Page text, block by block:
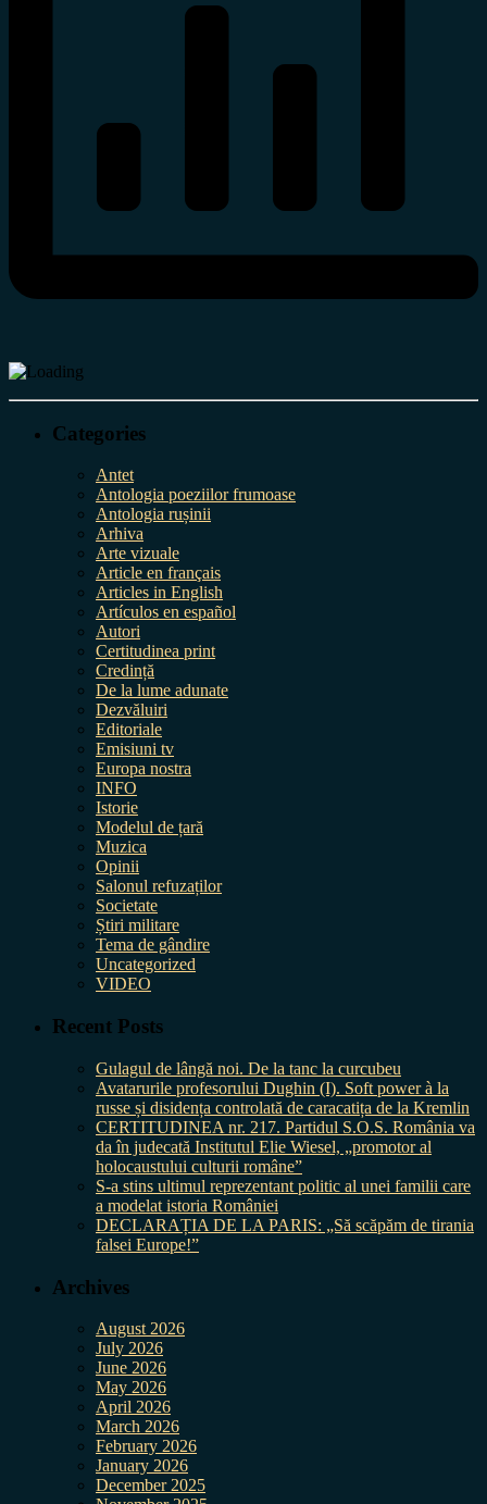
Categories
Antet
Antologia poeziilor frumoase
Antologia rușinii
Arhiva
Arte vizuale
Article en français
Articles in English
Artículos en español
Autori
Certitudinea print
Credință
De la lume adunate
Dezvăluiri
Editoriale
Emisiuni tv
Europa nostra
INFO
Istorie
Modelul de țară
Muzica
Opinii
Salonul refuzaților
Societate
Știri militare
Tema de gândire
Uncategorized
VIDEO
Recent Posts
Gulagul de lângă noi. De la tanc la curcubeu
Avatarurile profesorului Dughin (I). Soft power à la
russe și disidența controlată de caracatița de la Kremlin
CERTITUDINEA nr. 217. Partidul S.O.S. România va
da în judecată Institutul Elie Wiesel, „promotor al
holocaustului culturii române”
S-a stins ultimul reprezentant politic al unei familii care
a modelat istoria României
DECLARAȚIA DE LA PARIS: „Să scăpăm de tirania
falsei Europe!”
Archives
August 2026
July 2026
June 2026
May 2026
April 2026
March 2026
February 2026
January 2026
December 2025